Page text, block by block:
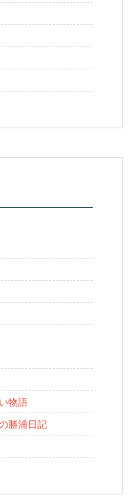
物語
勝浦日記